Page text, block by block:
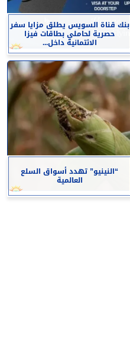
بنك قناة السويس يطلق مزايا سفر
حصرية لحاملي بطاقات فيزا
الائتمانية داخل...
“النينيو” تهدد أسواق السلع
العالمية